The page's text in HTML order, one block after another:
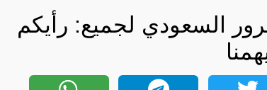
السعودي لجميع: رأيكم